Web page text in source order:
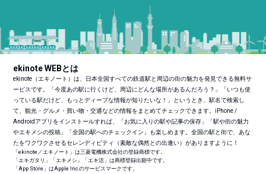
ekinote WEBとは
ekinote（エキノート）は、日本全国すべての鉄道駅と周辺の街の魅力を発見できる無料サ
ービスです。「今度あの駅に行くけど、周辺にどんな場所があるんだろう？」「いつも使
っている駅だけど、もっとディープな情報が知りたいな！」というとき、駅名で検索し
て、観光・グルメ・買い物・交通などの情報をまとめてチェックできます。iPhone /
Androidアプリをインストールすれば、「お気に入りの駅や記事の保存」「駅や街の魅力
やエキメシの投稿」「全国の駅へのチェックイン」も楽しめます。全国の駅と街で、あな
たをワクワクさせるセレンディピティ（素敵な偶然との出逢い）がありますように！
「ekinote／エキノート」は三菱電機株式会社の登録商標です。
「エキガタリ」「エキメシ」「エキ活」は商標登録出願中です。
「App Store」はApple Inc.のサービスマークです。